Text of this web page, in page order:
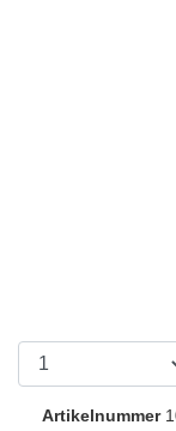
Artikelnummer